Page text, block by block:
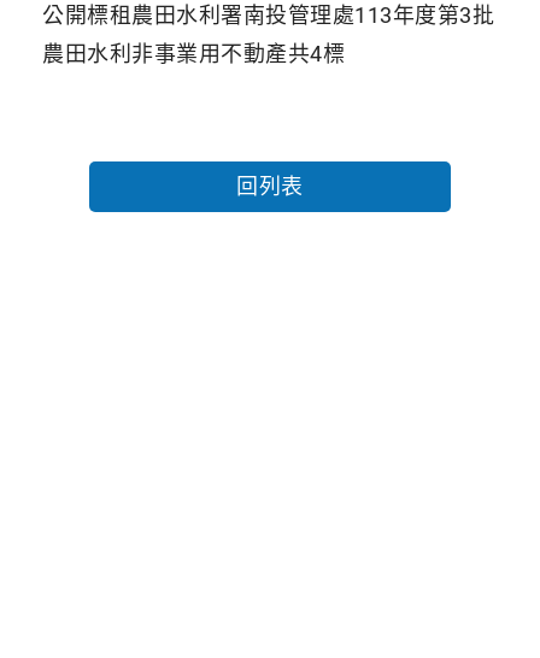
公開標租農田水利署南投管理處113年度第3批
農田水利非事業用不動產共4標
回列表